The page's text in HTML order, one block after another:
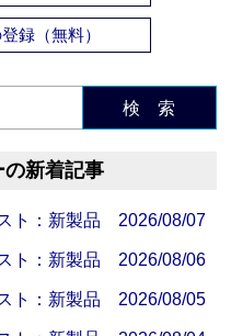
録（無料）
検 索
の新着記事
ト：新製品 2026/08/07
ト：新製品 2026/08/06
ト：新製品 2026/08/05